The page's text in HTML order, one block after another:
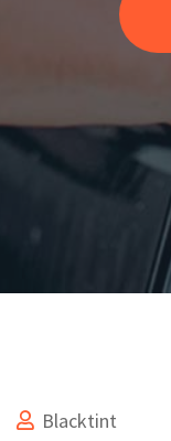
Blacktint